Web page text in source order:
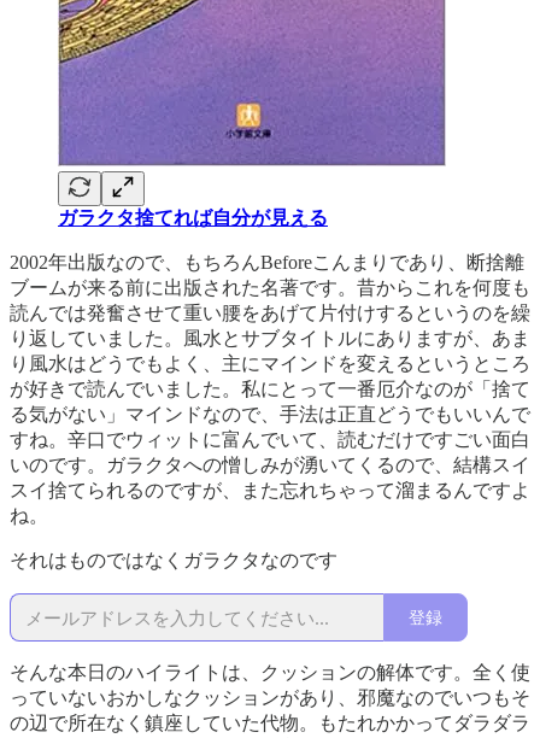
ガラクタ捨てれば自分が見える
2002年出版なので、もちろんBeforeこんまりであり、断捨離
ブームが来る前に出版された名著です。昔からこれを何度も
読んでは発奮させて重い腰をあげて片付けするというのを繰
り返していました。風水とサブタイトルにありますが、あま
り風水はどうでもよく、主にマインドを変えるというところ
が好きで読んでいました。私にとって一番厄介なのが「捨て
る気がない」マインドなので、手法は正直どうでもいいんで
すね。辛口でウィットに富んでいて、読むだけですごい面白
いのです。ガラクタへの憎しみが湧いてくるので、結構スイ
スイ捨てられるのですが、また忘れちゃって溜まるんですよ
ね。
それはものではなくガラクタなのです
登録
そんな本日のハイライトは、クッションの解体です。全く使
っていないおかしなクッションがあり、邪魔なのでいつもそ
の辺で所在なく鎮座していた代物。もたれかかってダラダラ